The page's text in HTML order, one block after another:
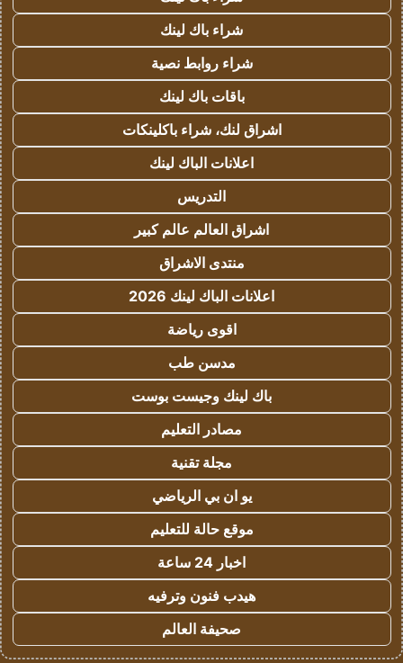
شراء باك لينك
شراء روابط نصية
باقات باك لينك
اشراق لنك، شراء باكلينكات
اعلانات الباك لينك
التدريس
اشراق العالم عالم كبير
منتدى الاشراق
اعلانات الباك لينك 2026
اقوى رياضة
مدسن طب
باك لينك وجيست بوست
مصادر التعليم
مجلة تقنية
يو ان بي الرياضي
موقع حالة للتعليم
اخبار 24 ساعة
هيدب فنون وترفيه
صحيفة العالم